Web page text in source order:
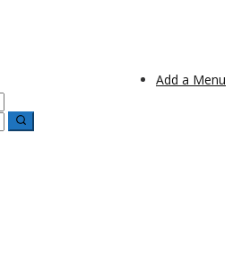
Add a Menu